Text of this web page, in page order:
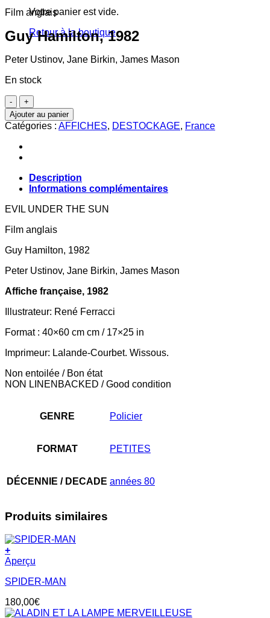
Votre panier est vide.
Retour à la boutique
Film anglais
Guy Hamilton, 1982
Peter Ustinov, Jane Birkin, James Mason
En stock
quantité
de
MEURTRE
AU
SOLEIL
Ajouter au panier
Catégories : AFFICHES, DESTOCKAGE, France
Description
Informations complémentaires
EVIL UNDER THE SUN
Film anglais
Guy Hamilton, 1982
Peter Ustinov, Jane Birkin, James Mason
Affiche française, 1982
Illustrateur: René Ferracci
Format : 40×60 cm cm / 17×25 in
Imprimeur: Lalande-Courbet. Wissous.
Non entoilée / Bon état
NON LINENBACKED / Good condition
GENRE Policier
FORMAT PETITES
DÉCENNIE / DECADE années 80
Produits similaires
+
Aperçu
SPIDER-MAN
180,00€